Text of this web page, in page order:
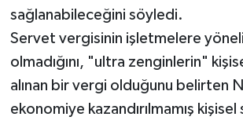
sağlanabileceğini söyledi.
Servet vergisinin işletmelere
olmadığını, "ultra zenginlerin"
alınan bir vergi olduğunu belirten
ekonomiye kazandırılmamış